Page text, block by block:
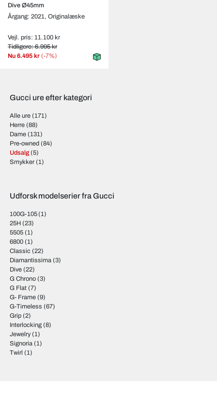
Dive Ø45mm
Årgang: 2021, Originalæske
Vejl. pris: 11.100 kr
Tidligere: 6.995 kr
Nu 6.495 kr (-7%)
Gucci ure efter kategori
Alle ure (171)
Herre (88)
Dame (131)
Pre-owned (84)
Udsalg (5)
Smykker (1)
Udforsk modelserier fra Gucci
100G-105(1)
25H (23)
5505 (1)
6800 (1)
Classic (22)
Diamantissima (3)
Dive (22)
G Chrono (3)
G Flat (7)
G- Frame (9)
G-Timeless (67)
Grip (2)
Interlocking (8)
Jewelry(1)
Signoria (1)
Twirl (1)